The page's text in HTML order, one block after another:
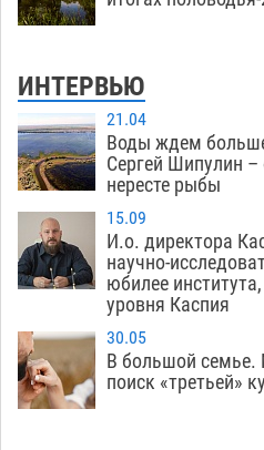
ИНТЕРВЬЮ
21.04
Воды ждем
Сергей Шипулин –
нересте рыбы
15.09
И.о. директора
научно-
юбилее
уровня Каспия
30.05
В большой семье.
поиск «третьей»